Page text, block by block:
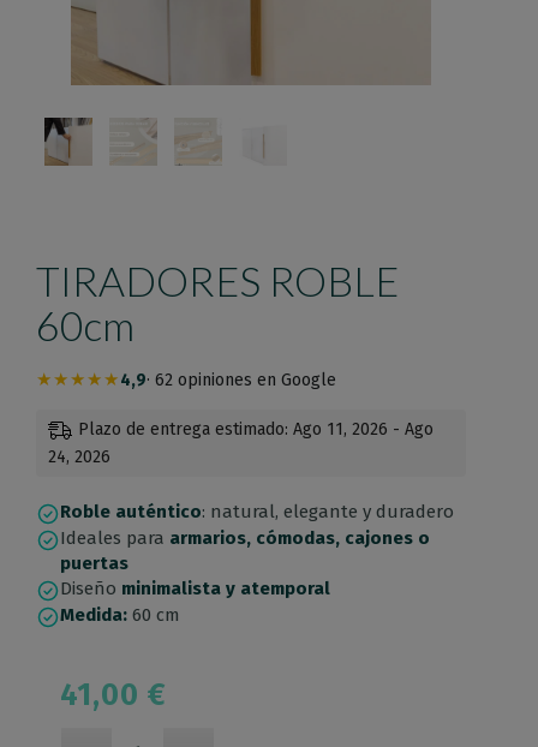
TIRADORES ROBLE
60cm
★★★★★4,9· 62 opiniones en Google
Plazo de entrega estimado: Ago 11, 2026 - Ago
24, 2026
Roble auténtico: natural, elegante y duradero
Ideales para armarios, cómodas, cajones o
puertas
Diseño minimalista y atemporal
Medida: 60 cm
41,00€